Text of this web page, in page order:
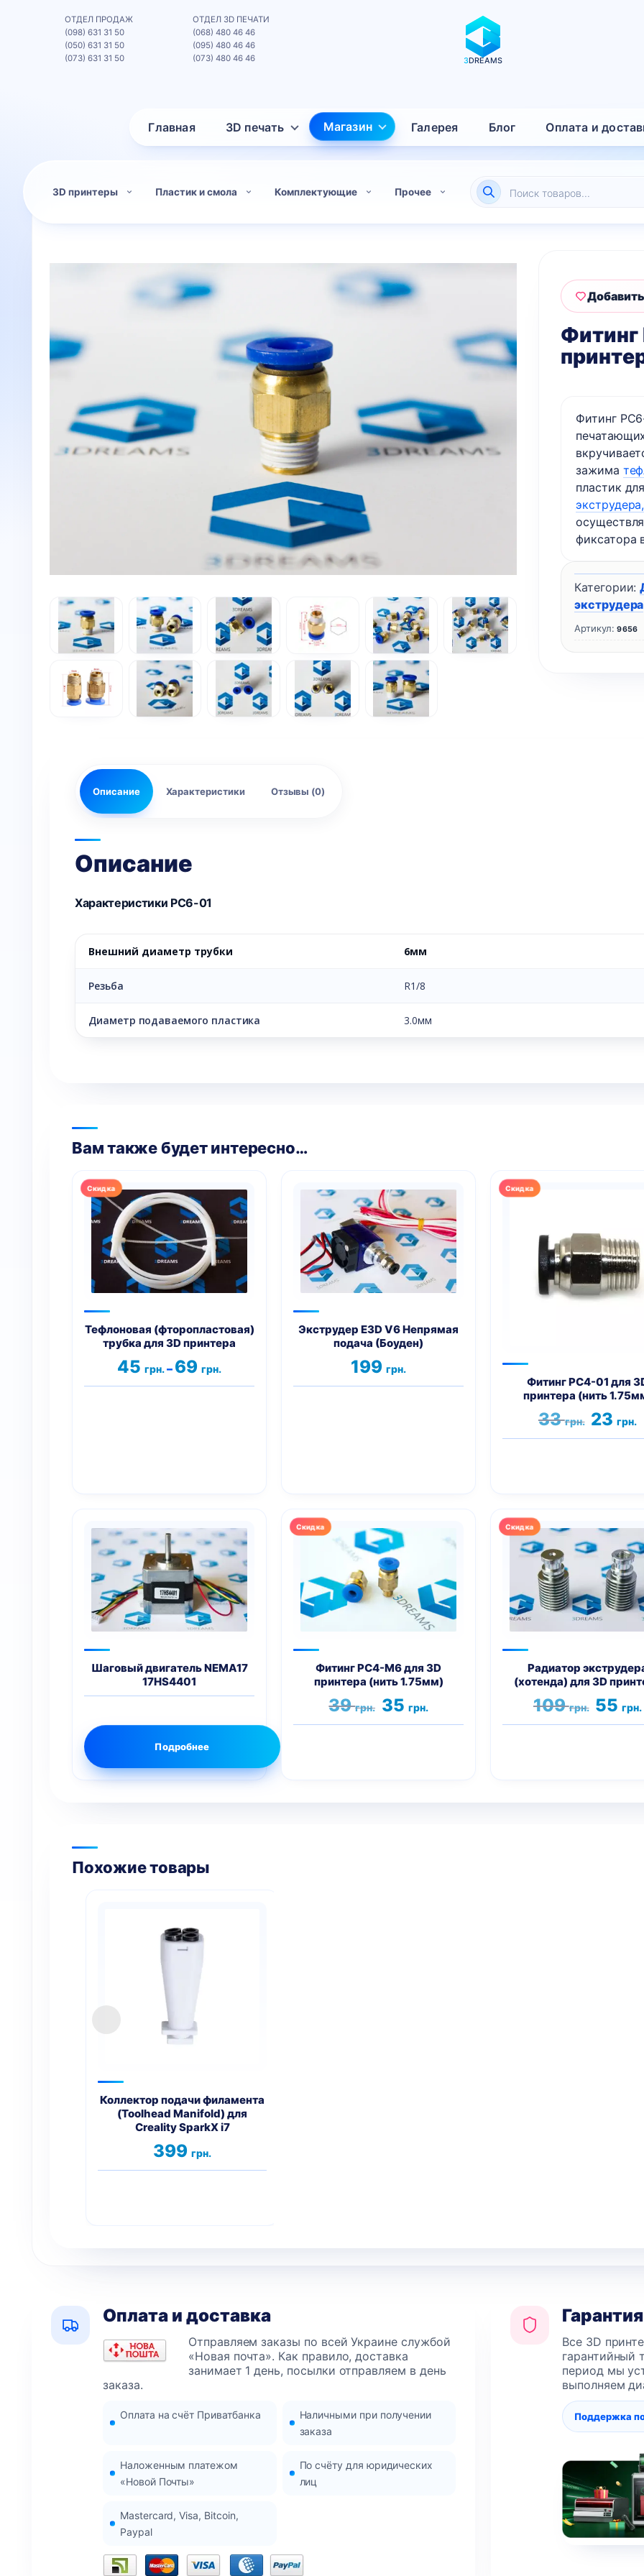
3DREAMS
Главная 3D печать Магазин Галерея Блог Оплата и
ОТДЕЛ ПРОДАЖ
(098) 631 31 50
(050) 631 31 50
(073) 631 31 50
ОТДЕЛ 3D ПЕЧАТИ
(068) 480 46 46
(095) 480 46 46
(073) 480 46 46
3D принтеры Пластик и смола Комплектующие Прочее Поиск
Фитинг
Фитинг
зажима
пластик
экструдера,
фиксатора
Артикул:9656
Категории:
экструдера
Описание Характеристики Отзывы (0)
Описание
Характеристики PC6-01
Внешний диаметр трубки 6мм
Резьба R1/8
Диаметр подаваемого пластика 3.0мм
Вам также будет интересно…
Тефлоновая (фторопластовая)
трубка для 3D принтера
45грн.– 69 грн.
цен:
45 грн.
Этот
товар
имеет
несколько
вариаций.
Опции
можно
выбрать
на
странице
товара.
Экструдер E3D V6 Непрямая
подача (Боуден)
199 грн.
Этот
товар
несколько
вариаций.
Опции
можно
выбрать
на
странице
Фитинг PC4-01 для
принтера (нить
33грн.
цена
23грн.
Шаговый двигатель NEMA17
17HS4401
Подробнее
Фитинг PC4-М6 для 3D
принтера (нить 1.75мм)
39грн. Первоначальная
цена
составляла
35 грн.
цена:
35 грн..
Радиатор
(хотенда) для 3D
109грн.
цена
55грн.
Этот
товар
несколько
вариаций.
Опции
можно
выбрать
странице
товара.
Похожие товары
Коллектор подачи филамента
(Toolhead Manifold) для
Creality SparkX i7
399грн.
Оплата и доставка
Отправляем заказы по всей Украине службой
«Новая почта». Как правило, доставка
занимает 1 день, посылки отправляем в день
заказа.
Оплата на счёт Приватбанка
Наличными при получении
заказа
Наложенным платежом
«Новой Почты»
По счёту для юридических
лиц
Mastercard, Visa, Bitcoin,
Paypal
Все 3D
гарантийный
период мы
выполняем
Поддержка